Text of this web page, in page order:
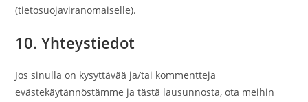
(tietosuojaviranomaiselle).
10. Yhteystiedot
Jos sinulla on kysyttävää ja/tai kommentteja
evästekäytännöstämme ja tästä lausunnosta, ota meihin